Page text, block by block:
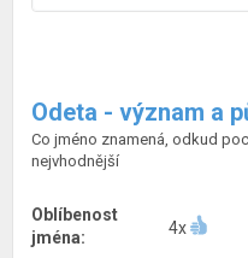
Odeta - význam a
Co jméno znamená, odkud
nejvhodnější
Oblíbenost
jména:
4x